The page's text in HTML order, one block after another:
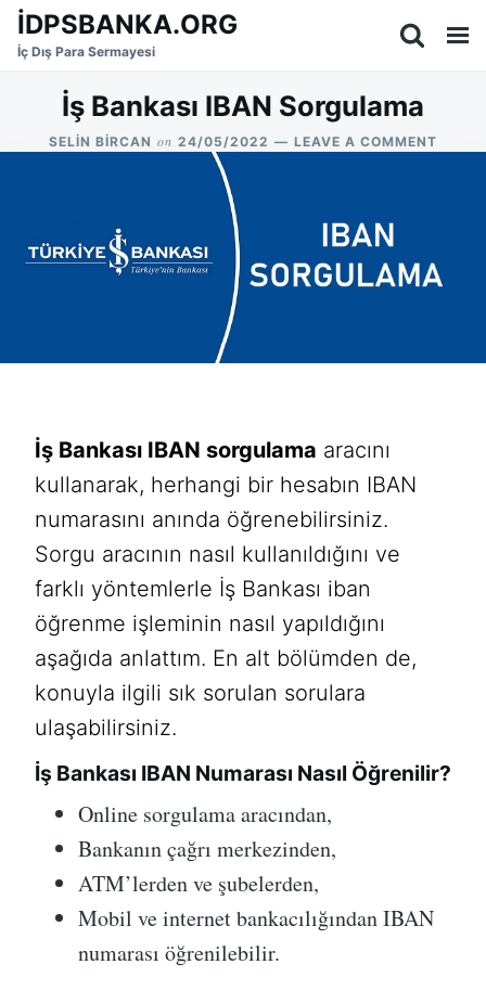
Skip
content
Search
for:
İDPSBANKA.ORG
İç Dış Para Sermayesi
İş Bankası IBAN Sorgulama
SELIN BIRCAN on 24/05/2022 LEAVE A COMMENT
İş Bankası IBAN sorgulama aracını
kullanarak, herhangi bir hesabın IBAN
numarasını anında öğrenebilirsiniz.
Sorgu aracının nasıl kullanıldığını ve
farklı yöntemlerle İş Bankası iban
öğrenme işleminin nasıl yapıldığını
aşağıda anlattım. En alt bölümden de,
konuyla ilgili sık sorulan sorulara
ulaşabilirsiniz.
İş Bankası IBAN Numarası Nasıl Öğrenilir?
Online sorgulama aracından,
Bankanın çağrı merkezinden,
ATM’lerden ve şubelerden,
Mobil ve internet bankacılığından IBAN
numarası öğrenilebilir.